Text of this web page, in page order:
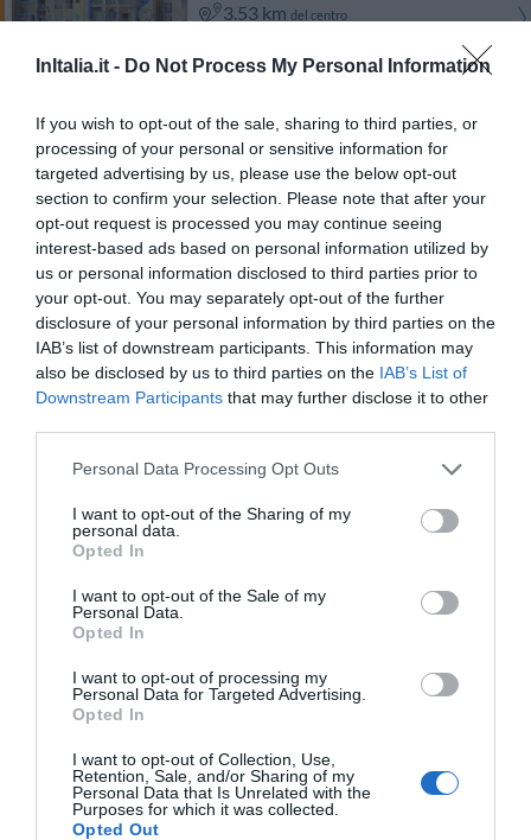
InItalia.it - Do Not Process My Personal Information
If you wish to opt-out of the sale, sharing to third parties, or
processing of your personal or sensitive information for
targeted advertising by us, please use the below opt-out
section to confirm your selection. Please note that after your
opt-out request is processed you may continue seeing
interest-based ads based on personal information utilized by
us or personal information disclosed to third parties prior to
your opt-out. You may separately opt-out of the further
disclosure of your personal information by third parties on the
IAB’s list of downstream participants. This information may
also be disclosed by us to third parties on the IAB’s List of
Downstream Participants that may further disclose it to other
Personal Data Processing Opt Outs
I want to opt-out of the Sharing of my
personal data.
Opted In
I want to opt-out of the Sale of my
Personal Data.
Opted In
I want to opt-out of processing my
Personal Data for Targeted Advertising.
Opted In
I want to opt-out of Collection, Use,
Retention, Sale, and/or Sharing of my
Personal Data that Is Unrelated with the
Purposes for which it was collected.
Opted Out
3.53 km del centro
PRECIO
Hotel Buenos Aires
6.82 km
Muy bien /10
PRECIO
Hotel Mirella
8.84 kmdel centro
0 Comentarios
Hotel Genzianella
8.39 km del centro
PRECIO
8.38 kmdel centro
¡Este hotel tiene TARIFAS PRIVADAS InItalia Club!